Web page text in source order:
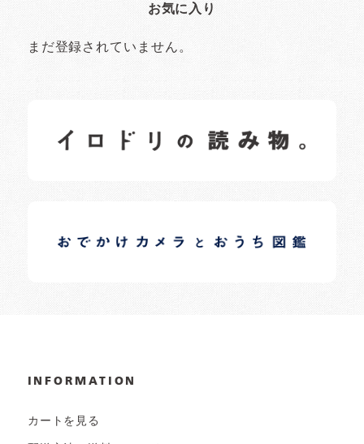
お気に入り
まだ登録されていません。
日常の様子など随時更新中です。
日常の様子など随時更新中です。
INFORMATION
カートを見る